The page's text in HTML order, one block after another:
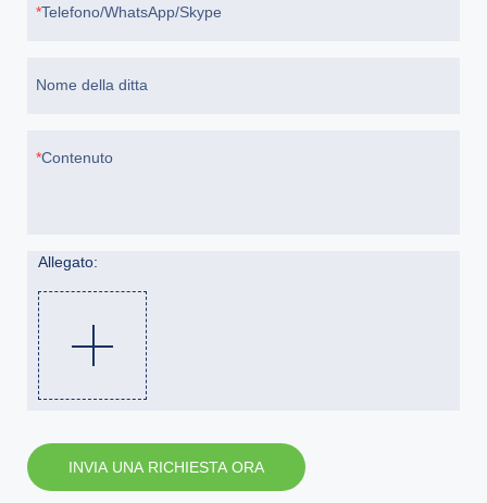
Telefono/WhatsApp/Skype
Nome della ditta
Contenuto
Allegato:
INVIA UNA RICHIESTA ORA